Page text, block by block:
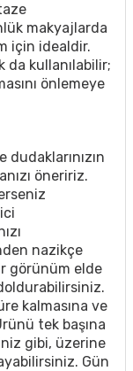
makyajlarda
için idealdir.
da kullanılabilir;
önlemeye
öneririz.
nazikçe
görünüm elde
kalmasına ve
tek başına
gibi, üzerine
Gün